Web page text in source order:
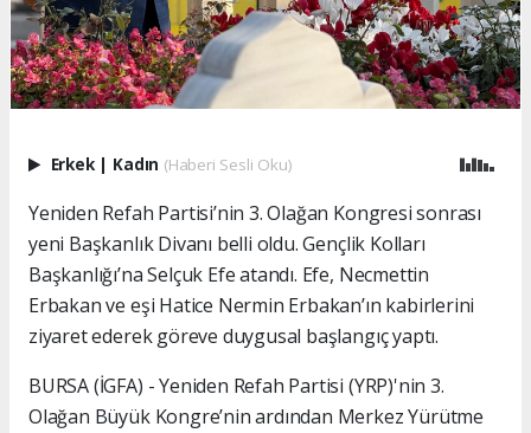
Erkek | Kadın (Haberi Sesli Oku)
Yeniden Refah Partisi’nin 3. Olağan Kongresi sonrası
yeni Başkanlık Divanı belli oldu. Gençlik Kolları
Başkanlığı’na Selçuk Efe atandı. Efe, Necmettin
Erbakan ve eşi Hatice Nermin Erbakan’ın kabirlerini
ziyaret ederek göreve duygusal başlangıç yaptı.
BURSA (İGFA) - Yeniden Refah Partisi (YRP)'nin 3.
Olağan Büyük Kongre’nin ardından Merkez Yürütme